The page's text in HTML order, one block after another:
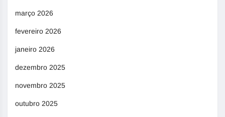
março 2026
fevereiro 2026
janeiro 2026
dezembro 2025
novembro 2025
outubro 2025